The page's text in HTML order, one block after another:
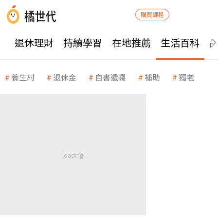
購買課程
退休理財 持續學習 在地推薦 生活百科
養生村 退休金 自書遺囑 補助 獨老